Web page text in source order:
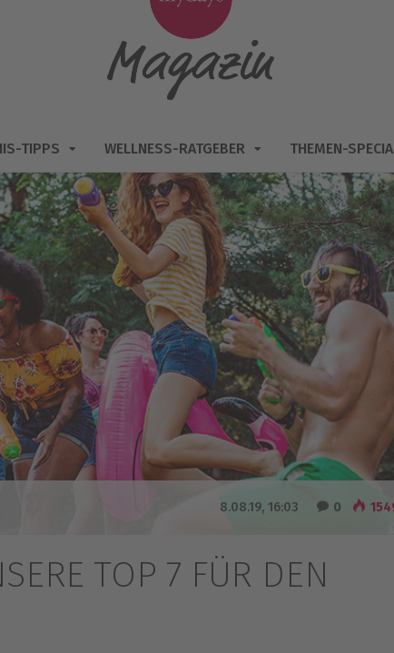
TIPPS WELLNESS-RATGEBER THEMEN-
8.08.19, 16:03 0
TOP 7 FÜR DEN